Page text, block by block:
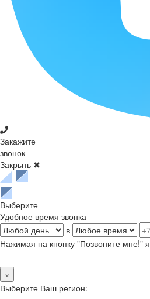
Закажите
звонок
Закрыть ✖
Выберите
Удобное время звонка
в
Нажимая на кнопку "Позвоните мне!"
×
Выберите Ваш регион: